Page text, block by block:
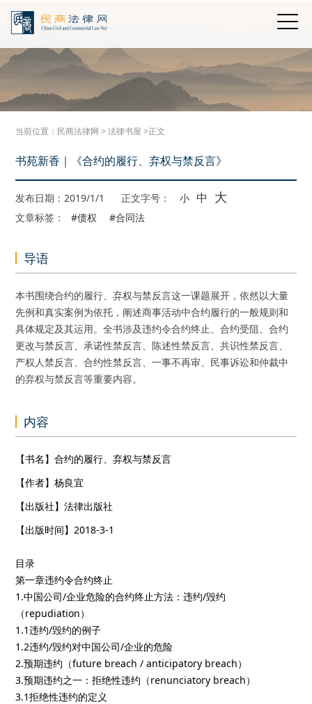
当前位置： 民商法律网 >法律书屋 >正文
书苑新香｜《合约的履行、弃权与禁反言》
发布日期：2019/1/1 正文字号： 小 中 大
文章标签： #债权 #合同法
导语
本书围绕合约的履行、弃权与禁反言这一课题展开，依然以大量
先例和真实案例为依托，阐述商事活动中合约履行的一般规则和
具体规定及其运用。全书涉及违约令合约终止、合约受阻、合约
更改与禁反言、承诺性禁反言、陈述性禁反言、共识性禁反言、
产权人禁反言、合约性禁反言、一事不再审、民事诉讼和仲裁中
的弃权与禁反言等重要内容。
内容
【书名】合约的履行、弃权与禁反言
【作者】杨良宜
【出版社】法律出版社
【出版时间】2018-3-1
目录
第一章违约令合约终止
1.中国公司/企业危险的合约终止方法：违约/毁约
（repudiation）
1.1违约/毁约的例子
1.2违约/毁约对中国公司/企业的危险
2.预期违约（future breach / anticipatory breach）
3.预期违约之一：拒绝性违约（renunciatory breach）
3.1拒绝性违约的定义